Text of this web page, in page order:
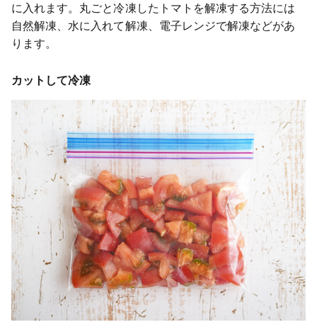
に入れます。丸ごと冷凍したトマトを解凍する方法には
自然解凍、水に入れて解凍、電子レンジで解凍などがあ
ります。
カットして冷凍